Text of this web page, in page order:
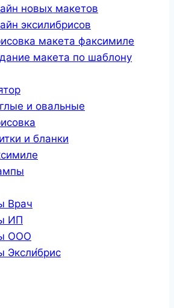
новых макетов
эксилибрисов
макета факсимиле
макета по шаблону
и овальные
и бланки
Врач
ИП
ООО
Эксли́брис